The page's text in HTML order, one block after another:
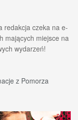
redakcja czeka na e-
mających miejsce na
wydarzeń!
z Pomorza